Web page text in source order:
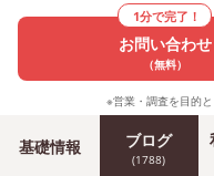
1分で完了！
お問い合わせ
（無料）
※営業・調査を目的
基礎情報 ブログ
(1788)